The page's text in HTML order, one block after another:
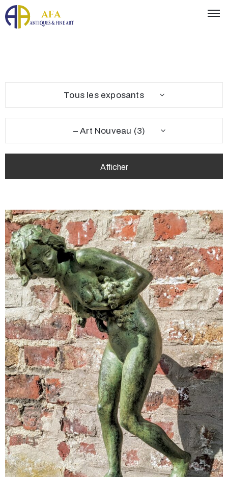
Tous les exposants
– Art Nouveau (3)